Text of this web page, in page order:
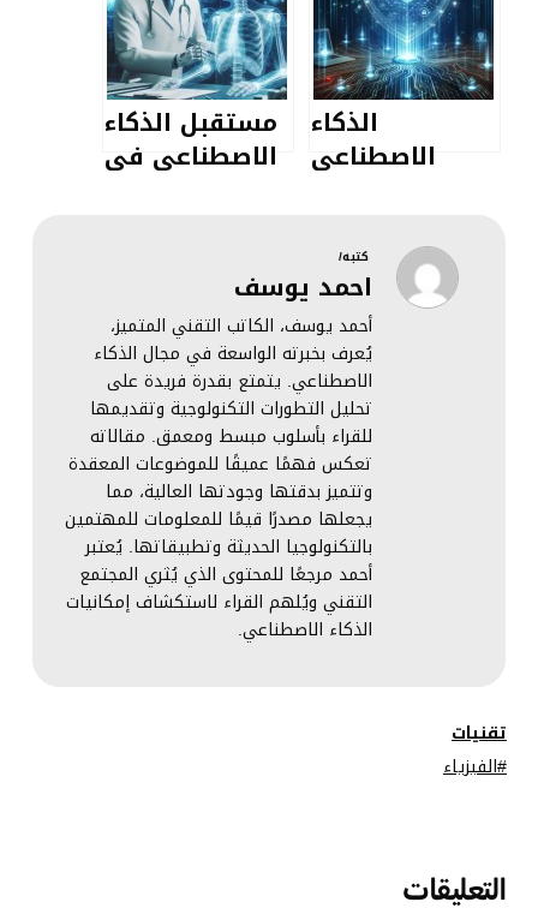
مشرق
الذكاء
الاصطناعي
العلاقة المتينة
مستقبل الذكاء
الاصطناعي في
كتبه/
احمد يوسف
أحمد يوسف، الكاتب التقني المتميز،
يُعرف بخبرته الواسعة في مجال الذكاء
الاصطناعي. يتمتع بقدرة فريدة على
تحليل التطورات التكنولوجية وتقديمها
للقراء بأسلوب مبسط ومعمق. مقالاته
تعكس فهمًا عميقًا للموضوعات المعقدة
وتتميز بدقتها وجودتها العالية، مما
يجعلها مصدرًا قيمًا للمعلومات للمهتمين
بالتكنولوجيا الحديثة وتطبيقاتها. يُعتبر
أحمد مرجعًا للمحتوى الذي يُثري المجتمع
التقني ويُلهم القراء لاستكشاف إمكانيات
الذكاء الاصطناعي.
تقنيات
الفيزياء
التعليقات